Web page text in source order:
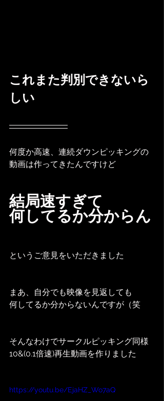
これまた判別できないら
しい
何度か高速、連続ダウンピッキングの
動画は作ってきたんですけど
結局速すぎて
何してるか分からん
というご意見をいただきました
まあ、自分でも映像を見返しても
何してるか分からないんですが（笑
そんなわけでサークルピッキング同様
10&(0.1倍速)再生動画を作りました
https://youtu.be/EjaHZ_Wo7aQ